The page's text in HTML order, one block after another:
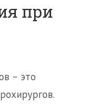
при
– это